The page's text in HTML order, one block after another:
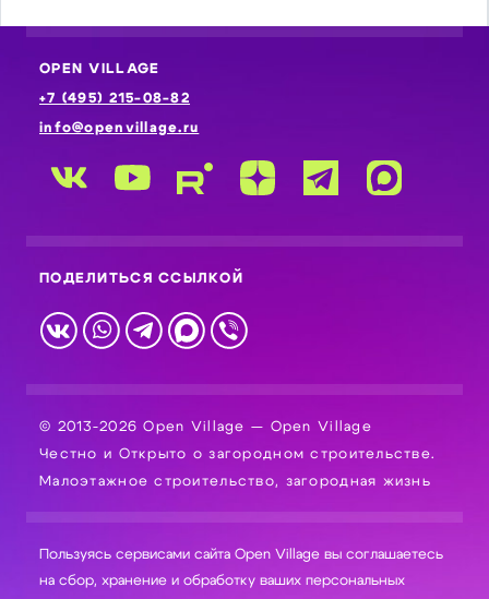
OPEN VILLAGE
+7 (495) 215-08-82
info@openvillage.ru
ПОДЕЛИТЬСЯ ССЫЛКОЙ
© 2013-2026 Open Village — Open Village
Честно и Открыто о загородном строительстве.
Малоэтажное строительство, загородная жизнь
Пользуясь сервисами сайта Open Village вы соглашаетесь
на сбор, хранение и обработку ваших персональных